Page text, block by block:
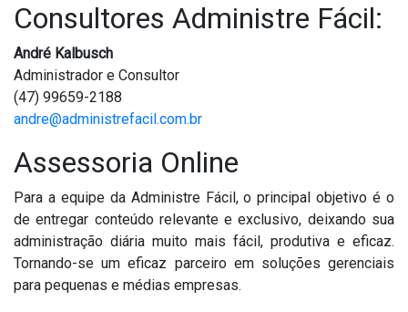
Consultores Administre Fácil:
André Kalbusch
Administrador e Consultor
(47) 99659-2188
andre@administrefacil.com.br
Assessoria Online
Para a equipe da Administre Fácil, o principal objetivo é o
de entregar conteúdo relevante e exclusivo, deixando sua
administração diária muito mais fácil, produtiva e eficaz.
Tornando-se um eficaz parceiro em soluções gerenciais
para pequenas e médias empresas.